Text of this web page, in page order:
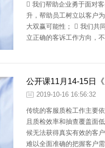
 我们帮助企业勇于面对
升，帮助员工树立以客户
大双赢可能性；  我们共
立正确的客诉工作方向，
公开课11月14-15日
2019-10-16 16:56:32
传统的客服质检工作主要
且质检效率和抽查覆盖面
候无法获得真实有效的客
难以全面准确的把握客户